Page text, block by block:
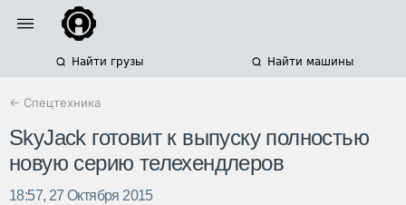
Найти грузы Найти машины
← Спецтехника
SkyJack готовит к выпуску полностью
новую серию телехендлеров
18:57, 27 Октября 2015